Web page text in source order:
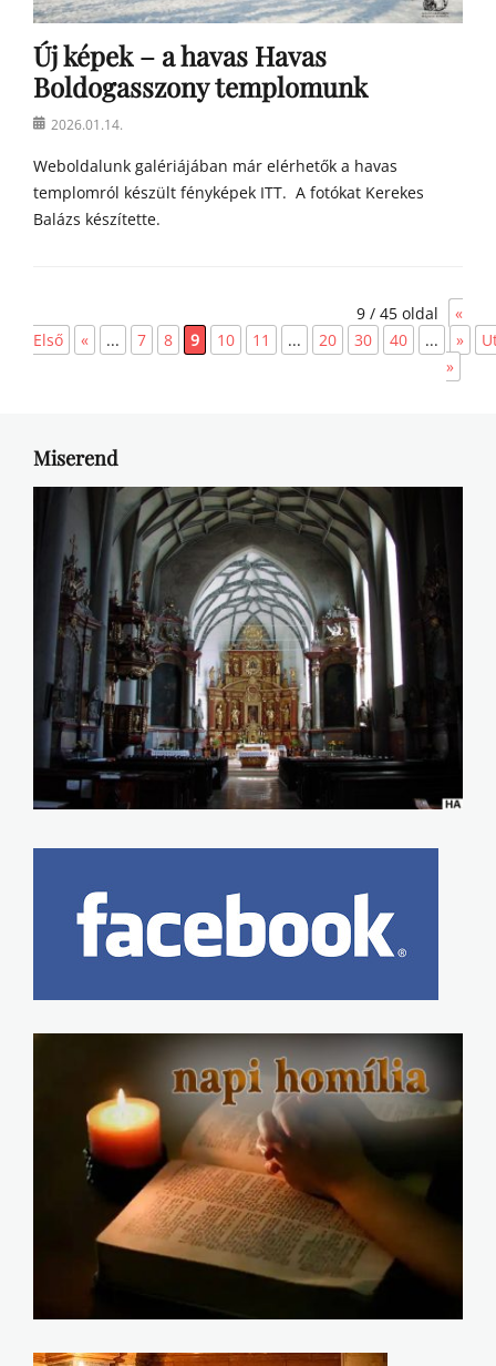
Új képek – a havas Havas
Boldogasszony templomunk
Posted2026.01.14.
Weboldalunk galériájában már elérhetők a havas
templomról készült fényképek ITT. A fotókat Kerekes
Balázs készítette.
r
e
9 / 45 oldal
«
Első
« ... 7 8 9 10 11 ... 20 30 40 ... »
»
Miserend